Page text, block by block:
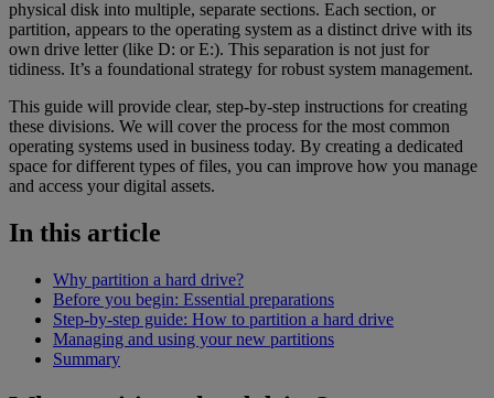
physical disk into multiple, separate sections. Each section, or
partition, appears to the operating system as a distinct drive with its
own drive letter (like D: or E:). This separation is not just for
tidiness. It’s a foundational strategy for robust system management.
This guide will provide clear, step-by-step instructions for creating
these divisions. We will cover the process for the most common
operating systems used in business today. By creating a dedicated
space for different types of files, you can improve how you manage
and access your digital assets.
In this article
Why partition a hard drive?
Before you begin: Essential preparations
Step-by-step guide: How to partition a hard drive
Managing and using your new partitions
Summary